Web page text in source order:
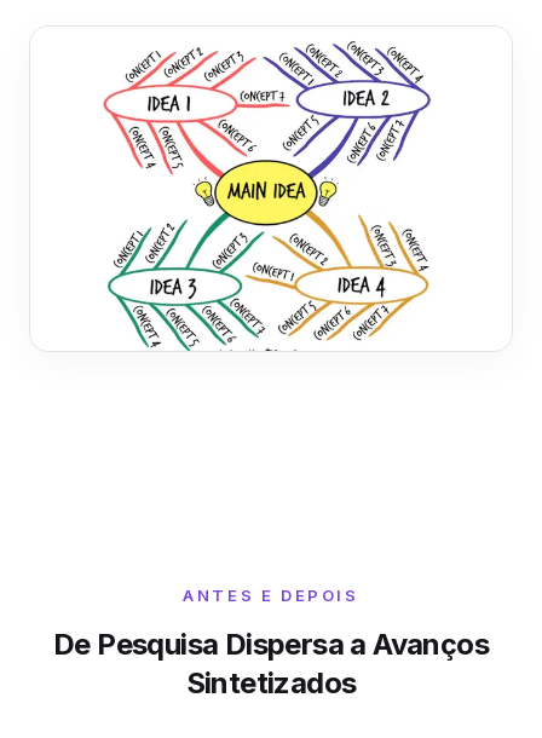
ANTES E DEPOIS
De Pesquisa Dispersa a Avanços
Sintetizados